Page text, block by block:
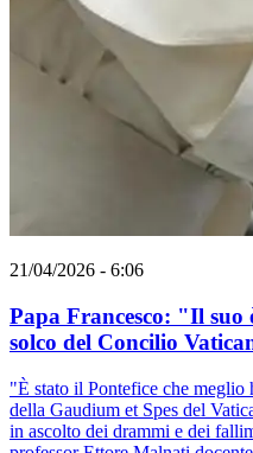
21/04/2026 - 6:06
Papa Francesco: "Il suo
solco del Concilio
"È stato il Pontefice che meglio
della Gaudium et Spes del
in ascolto dei drammi e dei